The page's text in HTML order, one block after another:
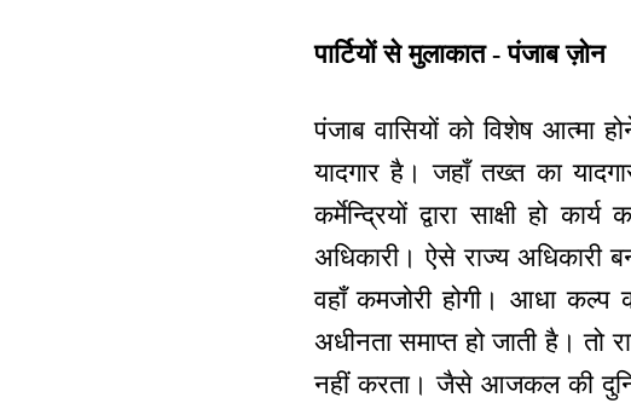
पार्टियों से मुलाकात - पंजाब ज़ोन
पंजाब वासियों को विशेष
यादगार है। जहाँ तख्त का
कर्मेन्द्रियों द्वारा साक्षी हो
अधिकारी। ऐसे राज्य अधिकारी
वहाँ कमजोरी होगी। आधा
अधीनता समाप्त हो जाती है। तो
नहीं करता। जैसे आजकल की